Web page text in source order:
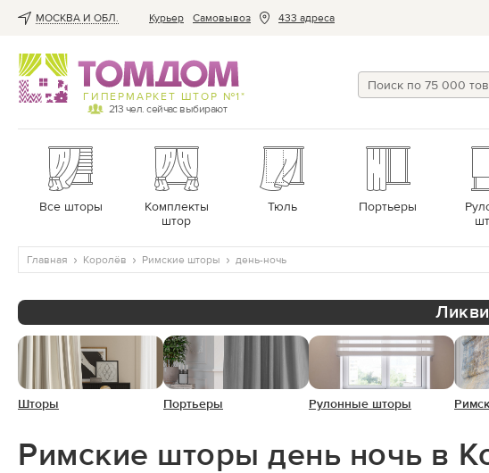
МОСКВА И ОБЛ. Курьер Cамовывоз 433 адреса
ГИПЕРМАРКЕТ ШТОР №1*
213 чел. сейчас выбирают
Все шторы
Комплекты
штор
Тюль Портьеры
Главная Королёв Римские шторы день-ночь
Шторы Портьеры Рулонные шторы
Римские шторы день ночь в